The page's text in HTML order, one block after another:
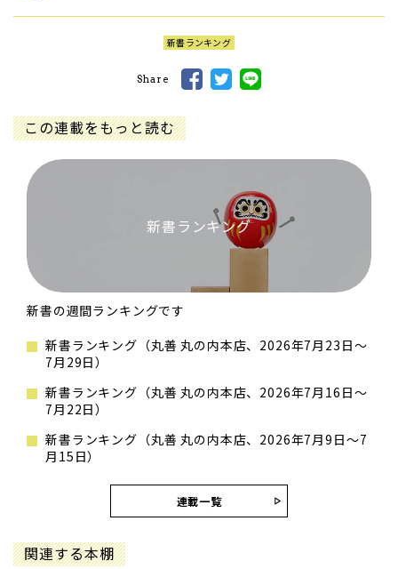
新書ランキング
Share
この連載をもっと読む
新書ランキング
新書の週間ランキングです
新書ランキング（丸善 丸の内本店、2026年7月23日～
7月29日）
新書ランキング（丸善 丸の内本店、2026年7月16日～
7月22日）
新書ランキング（丸善 丸の内本店、2026年7月9日～7
月15日）
連載一覧
関連する本棚